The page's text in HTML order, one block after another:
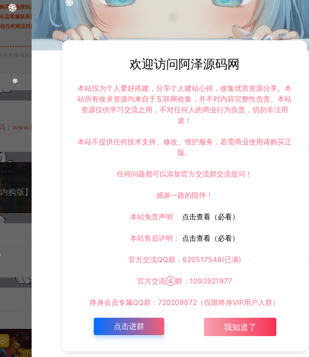
买正版授权并合法使用。
边客服联系我们。将会第一时间解决！
任何商业目的与商业用途，请大家不要用于商用！
血浆糊·歸來体验版】3月最新整理Linux手工服务端+安卓+详细搭建教程
：www.lyzwlkj.vip
下一篇：
欢迎访问阿泽源码网
本站仅为个人爱好搭建，分享个人建站心得，收集优质资源分享。本
站所有收录资源均来自于互联网收集，并不对内容完整性负责。本站
资源仅供学习交流之用，不对任何人的商业行为负责，切勿非法用
途！
本站不提供任何技术支持、修改、维护服务，若需商业使用请购买正
版。
任何问题都可以添加官方交流群交流提问！
感谢一路的陪伴！
本站免责声明： 点击查看（必看）
本站售后说明： 点击查看（必看）
官方交流QQ群：620517548(已满)
官方交流④群：1093921977
终身会员专属QQ群：720209672（仅限终身VIP用户入群）
点击进群 我知道了